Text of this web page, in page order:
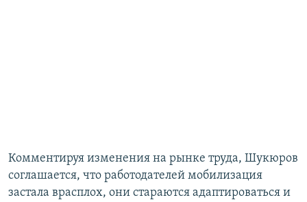
Комментируя изменения на рынке труда, Шукюров
соглашается, что работодателей мобилизация
застала врасплох, они стараются адаптироваться и